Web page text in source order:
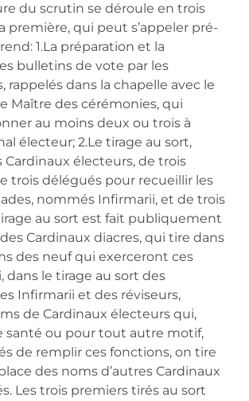
du scrutin se déroule en trois
première, qui peut s’appeler pré-
1.La préparation et la
bulletins de vote par les
rappelés dans la chapelle avec le
Maître des cérémonies, qui
au moins deux ou trois à
électeur; 2.Le tirage au sort,
Cardinaux électeurs, de trois
trois délégués pour recueillir les
nommés Infirmarii, et de trois
au sort est fait publiquement
Cardinaux diacres, qui tire dans
des neuf qui exerceront ces
dans le tirage au sort des
Infirmarii et des réviseurs,
de Cardinaux électeurs qui,
santé ou pour tout autre motif,
de remplir ces fonctions, on tire
des noms d’autres Cardinaux
Les trois premiers tirés au sort